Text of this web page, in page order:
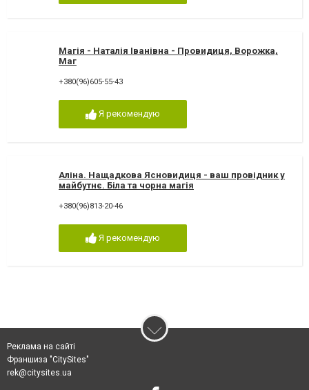
Магія - Наталія Іванівна - Провидиця, Ворожка,
Маг
+380(96)605-55-43
Я рекомендую
Аліна. Нащадкова Ясновидиця - ваш провідник у
майбутнє. Біла та чорна магія
+380(96)813-20-46
Я рекомендую
Реклама на сайті
Франшиза "CitySites"
rek@citysites.ua